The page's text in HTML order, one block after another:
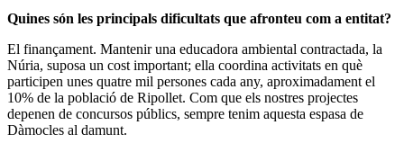
Quines són les principals dificultats que afronteu com a entitat?
El finançament. Mantenir una educadora ambiental contractada, la
Núria, suposa un cost important; ella coordina activitats en què
participen unes quatre mil persones cada any, aproximadament el
10% de la població de Ripollet. Com que els nostres projectes
depenen de concursos públics, sempre tenim aquesta espasa de
Dàmocles al damunt.